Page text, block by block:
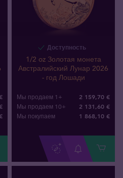
Доступность
1/2 oz Золотая монета
Австралийский Лунар 2026
- год Лошади
Мы продаем 1+ 2 159,70 €
Мы продаем 10+ 2 131,60 €
Мы покупаем 1 868,10 €